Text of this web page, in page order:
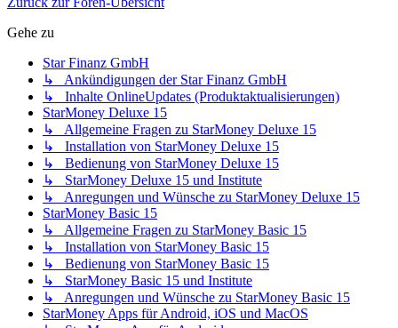
Gehe zu
Star Finanz GmbH
↳ Ankündigungen der Star Finanz GmbH
↳ Inhalte OnlineUpdates (Produktaktualisierungen)
StarMoney Deluxe 15
↳ Allgemeine Fragen zu StarMoney Deluxe 15
↳ Installation von StarMoney Deluxe 15
↳ Bedienung von StarMoney Deluxe 15
↳ StarMoney Deluxe 15 und Institute
↳ Anregungen und Wünsche zu StarMoney Deluxe 15
StarMoney Basic 15
↳ Allgemeine Fragen zu StarMoney Basic 15
↳ Installation von StarMoney Basic 15
↳ Bedienung von StarMoney Basic 15
↳ StarMoney Basic 15 und Institute
↳ Anregungen und Wünsche zu StarMoney Basic 15
StarMoney Apps für Android, iOS und MacOS